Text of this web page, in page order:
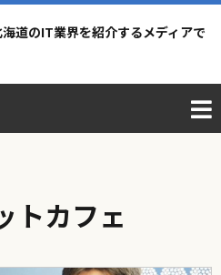
道のIT業界を紹介するメディアで
トカフェ